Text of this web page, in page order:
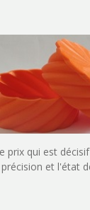
prix qui est
et l'état